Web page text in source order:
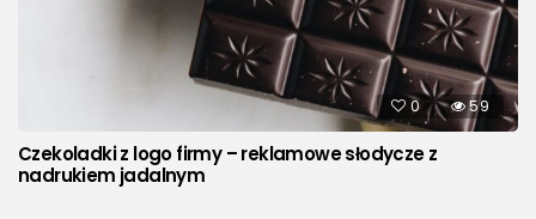
0 59
Czekoladki z logo firmy – reklamowe słodycze z
nadrukiem jadalnym